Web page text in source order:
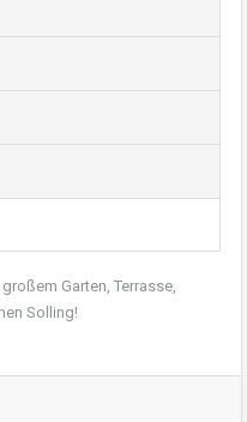
Garten, Terrasse,
Solling!